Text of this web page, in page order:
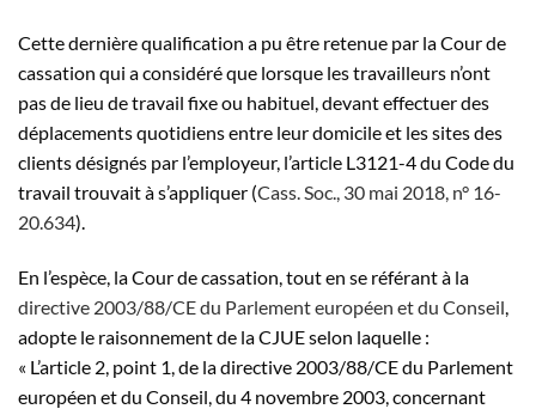
Cette dernière qualification a pu être retenue par la Cour de
cassation qui a considéré que lorsque les travailleurs n’ont
pas de lieu de travail fixe ou habituel, devant effectuer des
déplacements quotidiens entre leur domicile et les sites des
clients désignés par l’employeur, l’article L3121-4 du Code du
travail trouvait à s’appliquer (Cass. Soc., 30 mai 2018, n° 16-
20.634).
En l’espèce, la Cour de cassation, tout en se référant à la
directive 2003/88/CE du Parlement européen et du Conseil
adopte le raisonnement de la CJUE selon laquelle :
« L’article 2, point 1, de la directive 2003/88/CE du Parlement
européen et du Conseil, du 4 novembre 2003, concernant